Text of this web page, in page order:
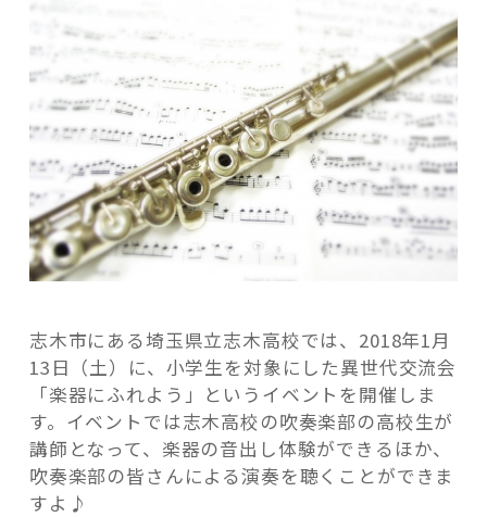
う」
1
月
開
の
志木市にある埼玉県立志木高校では、2018年1月
13日（土）に、小学生を対象にした異世代交流会
「楽器にふれよう」というイベントを開催しま
す。イベントでは志木高校の吹奏楽部の高校生が
講師となって、楽器の音出し体験ができるほか、
吹奏楽部の皆さんによる演奏を聴くことができま
すよ♪